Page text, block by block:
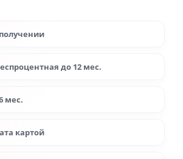
до 12 мес.
мес.
картой